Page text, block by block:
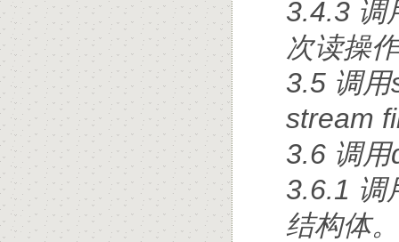
3.4.3 调
次读操
3.5 调
stream
3.6 调
3.6.1 调
结构体。